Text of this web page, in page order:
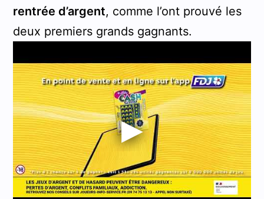
rentrée d’argent, comme l’ont prouvé les
deux premiers grands gagnants.